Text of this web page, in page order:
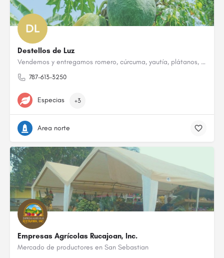
Destellos de Luz
Vendemos y entregamos romero, cúrcuma, yautía, plátanos, caimito, ñame, guineo, papaya, berza, tarragón,…
787-613-3250
Especias +3
Area norte
Empresas Agrícolas Rucajoan, Inc.
Mercado de productores en San Sebastian